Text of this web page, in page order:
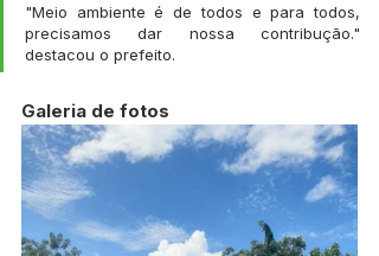
"Meio ambiente é de todos e para todos,
precisamos dar nossa contribução."
destacou o prefeito.
Galeria de fotos